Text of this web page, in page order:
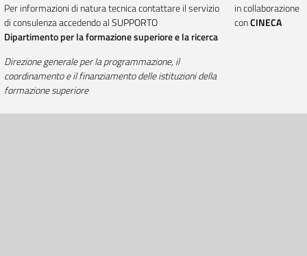
Per informazioni di natura tecnica contattare il servizio
di consulenza accedendo alSUPPORTO
Dipartimento per la formazione superiore e la ricerca
Direzione generale per la programmazione, il
coordinamento e il finanziamento delle istituzioni della
formazione superiore
in collaborazione
conCINECA